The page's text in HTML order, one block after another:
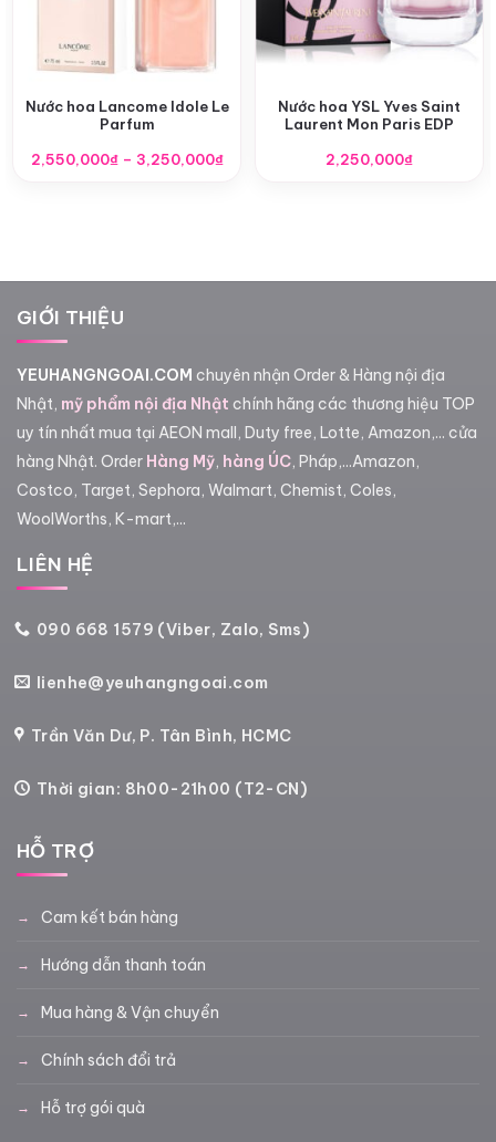
Nước hoa Lancome Idole Le
Parfum
2,550,000₫ – 3,250,000₫Khoảng
Nước hoa YSL Yves Saint
Laurent Mon Paris EDP
2,250,000₫
GIỚI THIỆU
YEUHANGNGOAI.COM chuyên nhận Order & Hàng nội địa
Nhật, mỹ phẩm nội địa Nhật chính hãng các thương hiệu TOP
uy tín nhất mua tại AEON mall, Duty free, Lotte, Amazon,... cửa
hàng Nhật. Order Hàng Mỹ, hàng ÚC, Pháp,...Amazon,
Costco, Target, Sephora, Walmart, Chemist, Coles,
WoolWorths, K-mart,...
LIÊN HỆ
090 668 1579 (Viber, Zalo, Sms)
lienhe@yeuhangngoai.com
Trần Văn Dư, P. Tân Bình, HCMC
Thời gian: 8h00-21h00 (T2-CN)
HỖ TRỢ
Cam kết bán hàng
Hướng dẫn thanh toán
Mua hàng & Vận chuyển
Chính sách đổi trả
Hỗ trợ gói quà